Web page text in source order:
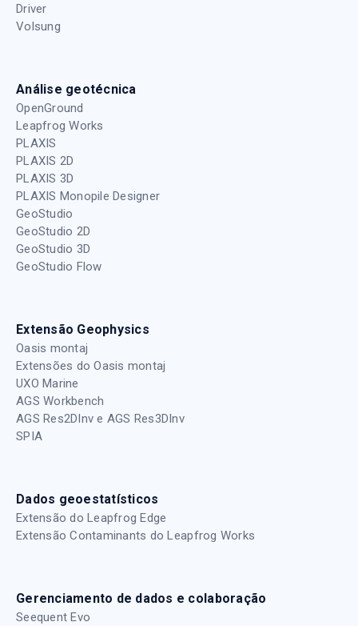
Driver
Volsung
Análise geotécnica
OpenGround
Leapfrog Works
PLAXIS
PLAXIS 2D
PLAXIS 3D
PLAXIS Monopile Designer
GeoStudio
GeoStudio 2D
GeoStudio 3D
GeoStudio Flow
Extensão Geophysics
Oasis montaj
Extensões do Oasis montaj
UXO Marine
AGS Workbench
AGS Res2DInv e AGS Res3DInv
SPIA
Dados geoestatísticos
Extensão do Leapfrog Edge
Extensão Contaminants do Leapfrog Works
Gerenciamento de dados e colaboração
Seequent Evo